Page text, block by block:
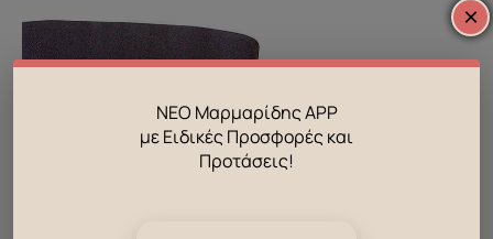
×
ΝΕΟ Μαρμαρίδης APP
με Ειδικές Προσφορές και
Προτάσεις!